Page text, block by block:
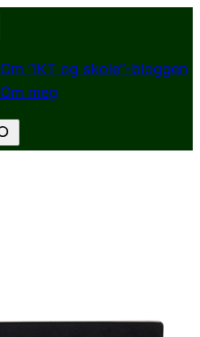
Om “IKT og skole”-bloggen
Om meg